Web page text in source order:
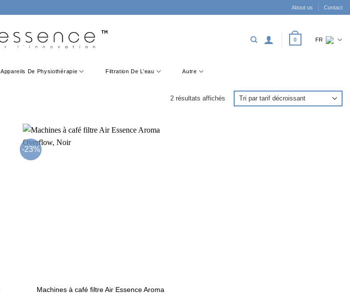
About us Contact
0 FR
Appareils De Physiothérapie Filtration De L’eau Autre
2 résultats affichésTrié
-23%
Machines à café filtre Air Essence Aroma